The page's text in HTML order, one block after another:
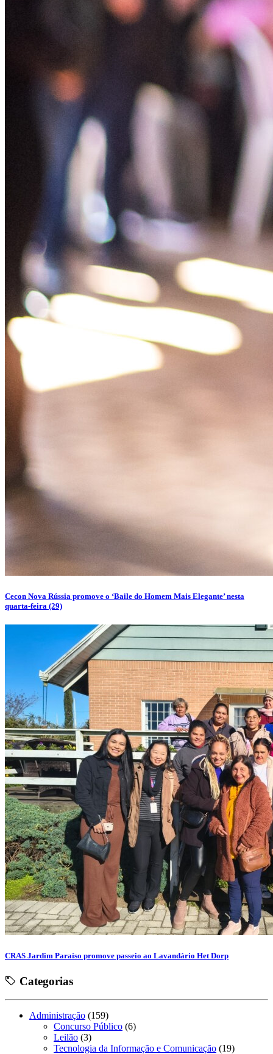
Cecon Nova Rússia promove o ‘Baile do Homem Mais Elegante’ nesta
quarta-feira (29)
CRAS Jardim Paraíso promove passeio ao Lavandário Het Dorp
Categorias
Administração (159)
Concurso Público (6)
Leilão (3)
Tecnologia da Informação e Comunicação (19)